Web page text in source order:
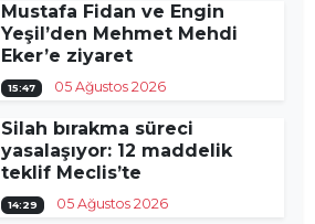
Mustafa Fidan ve Engin
Yeşil’den Mehmet Mehdi
Eker’e ziyaret
15:47 05 Ağustos 2026
Silah bırakma süreci
yasalaşıyor: 12 maddelik
teklif Meclis’te
14:29 05 Ağustos 2026